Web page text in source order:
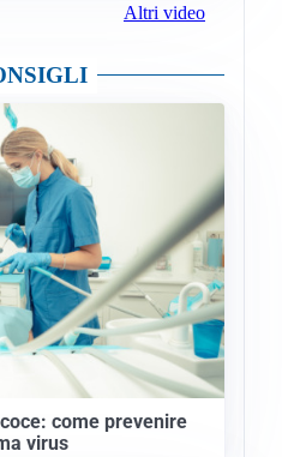
Altri video
come prevenire
virus